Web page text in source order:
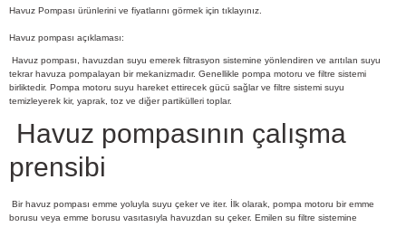
Havuz Pompası ürünlerini ve fiyatlarını görmek için tıklayınız.
Havuz pompası açıklaması:
Havuz pompası, havuzdan suyu emerek filtrasyon sistemine yönlendiren ve arıtılan suyu
tekrar havuza pompalayan bir mekanizmadır. Genellikle pompa motoru ve filtre sistemi
birliktedir. Pompa motoru suyu hareket ettirecek gücü sağlar ve filtre sistemi suyu
temizleyerek kir, yaprak, toz ve diğer partikülleri toplar.
Havuz pompasının çalışma
prensibi
Bir havuz pompası emme yoluyla suyu çeker ve iter. İlk olarak, pompa motoru bir emme
borusu veya emme borusu vasıtasıyla havuzdan su çeker. Emilen su filtre sistemine